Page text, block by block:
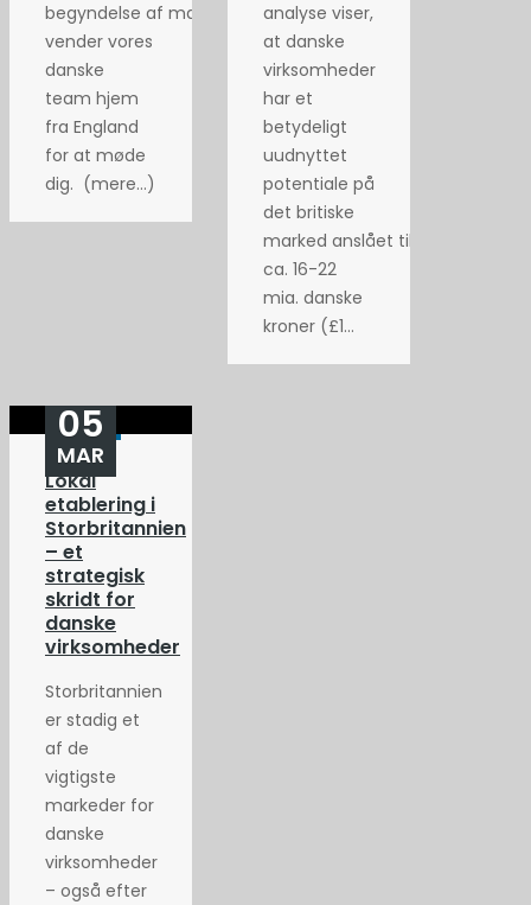
begyndelse af maj
vender vores
danske
team hjem
fra England
for at møde
dig. (mere…)
analyse viser,
at danske
virksomheder
har et
betydeligt
uudnyttet
potentiale på
det britiske
marked anslået til
ca. 16-22
mia. danske
kroner (£1...
Lokal
etablering i
Storbritannien
– et
strategisk
skridt for
danske
virksomheder
05
MAR
Storbritannien
er stadig et
af de
vigtigste
markeder for
danske
virksomheder
– også efter